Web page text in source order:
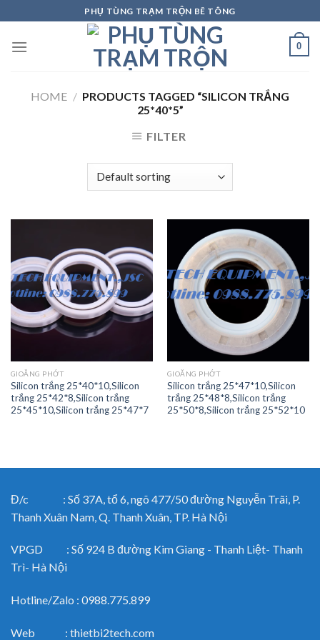
to
content
PHỤ TÙNG TRẠM TRỘN BÊ TÔNG
0
HOME / PRODUCTS TAGGED “SILICON TRẮNG
25*40*5”
FILTER
GIOĂNG PHỚT
Silicon trắng 25*40*10,Silicon
trắng 25*42*8,Silicon trắng
25*45*10,Silicon trắng 25*47*7
GIOĂNG PHỚT
Silicon trắng 25*47*10,Silicon
trắng 25*48*8,Silicon trắng
25*50*8,Silicon trắng 25*52*10
Đ/c : Số 37A, tổ 6, ngõ 477/50 đường Nguyễn Trãi, P.
Thanh Xuân Nam, Q. Thanh Xuân, TP. Hà Nội
VPGD : Số 924 B đường Kim Giang - Thanh Liệt- Thanh
Trì- Hà Nội
Hotline/Zalo : 0988.775.899
Web : thietbi2tech.com